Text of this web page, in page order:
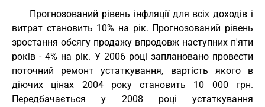
Прогнозований рівень інфляції для всіх доходів і
витрат становить 10% на рік. Прогнозований рівень
зростання обсягу продажу впродовж наступних п'яти
років - 4% на рік. У 2006 році заплановано провести
поточний ремонт устаткування, вартість якого в
діючих цінах 2004 року становить 10 000 грн.
Передбачається у 2008 році устаткування